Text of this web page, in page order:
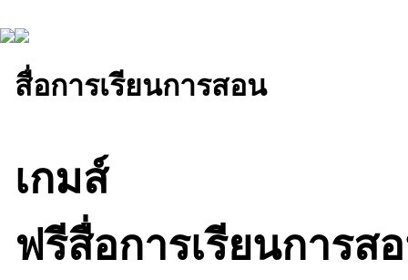
สื่อการเรียนการสอน
เกมส์
ฟรีสื่อการเรียนการส